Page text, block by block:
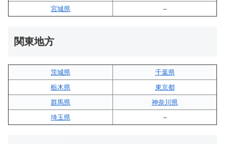
宮城県
–
関東地方
茨城県
千葉県
栃木県
東京都
群馬県
神奈川県
埼玉県
–